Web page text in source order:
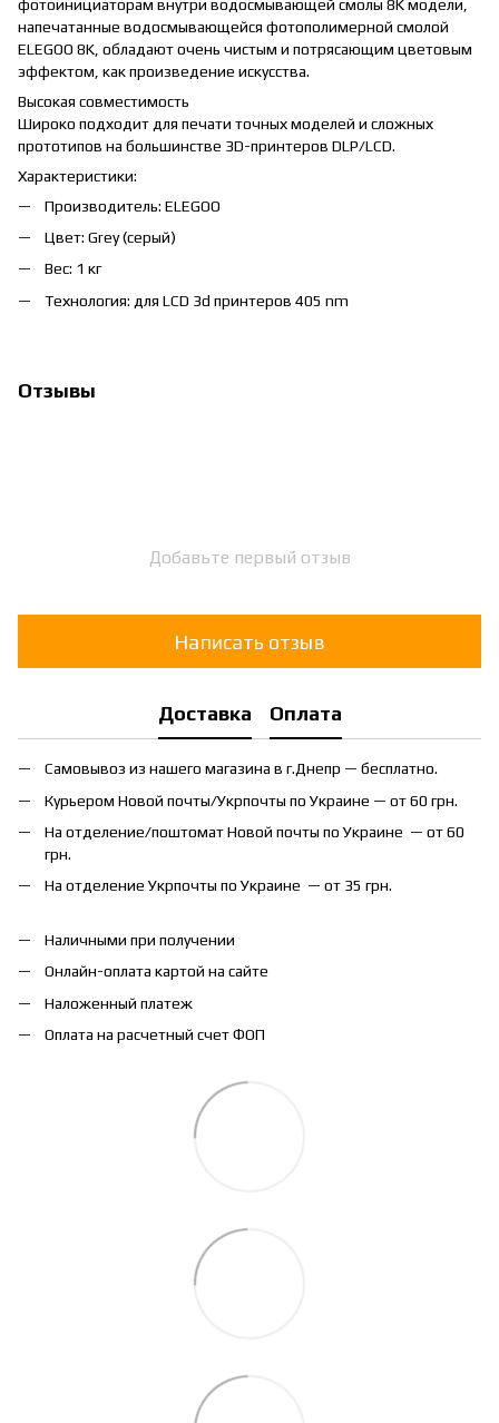
фотоинициаторам внутри водосмывающей смолы 8K модели,
напечатанные водосмывающейся фотополимерной смолой
ELEGOO 8K, обладают очень чистым и потрясающим цветовым
эффектом, как произведение искусства.
Высокая совместимость
Широко подходит для печати точных моделей и сложных
прототипов на большинстве 3D-принтеров DLP/LCD.
Характеристики:
Производитель: ELEGOO
Цвет: Grey (серый)
Вес: 1 кг
Технология: для LCD 3d принтеров 405 nm
Отзывы
Добавьте первый отзыв
Написать отзыв
Доставка Оплата
Самовывоз из нашего магазина в г.Днепр — бесплатно.
Курьером Новой почты/Укрпочты по Украине — от 60 грн.
На отделение/поштомат Новой почты по Украине — от 60
грн.
На отделение Укрпочты по Украине — от 35 грн.
Наличными при получении
Онлайн-оплата картой на сайте
Наложенный платеж
Оплата на расчетный счет ФОП